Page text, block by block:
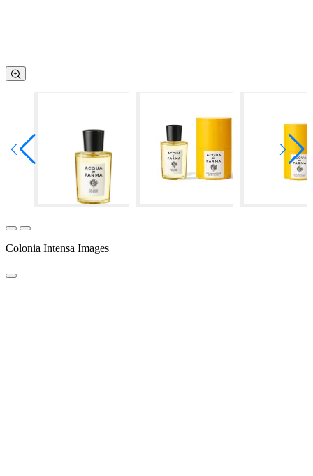
Colonia Intensa Images